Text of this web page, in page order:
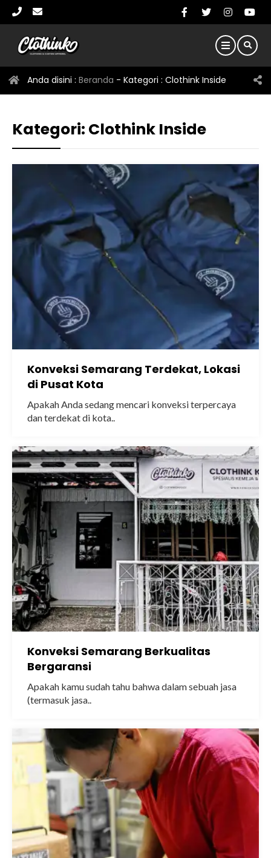
Anda disini : Beranda - Kategori : Clothink Inside
Kategori: Clothink Inside
Konveksi Semarang Terdekat, Lokasi
di Pusat Kota
Apakah Anda sedang mencari konveksi terpercaya
dan terdekat di kota..
Konveksi Semarang Berkualitas
Bergaransi
Apakah kamu sudah tahu bahwa dalam sebuah jasa
(termasuk jasa..